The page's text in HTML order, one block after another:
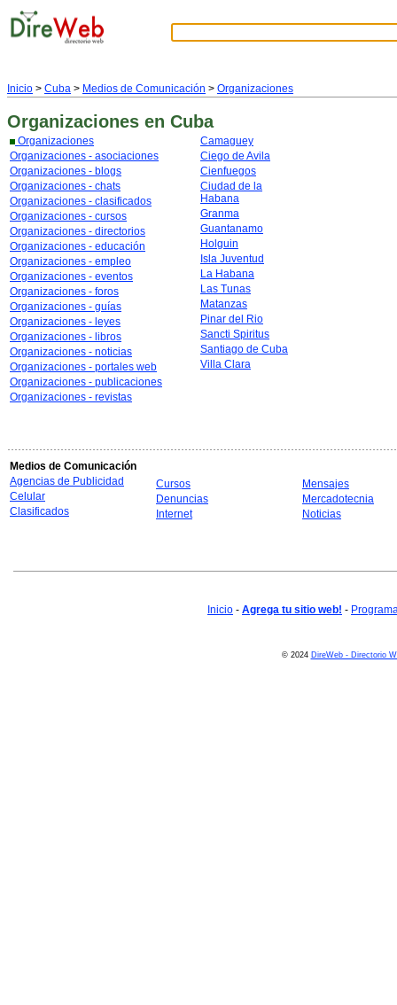
Inicio > Cuba > Medios de Comunicación > Organizaciones
Organizaciones en Cuba
Organizaciones
Organizaciones - asociaciones
Organizaciones - blogs
Organizaciones - chats
Organizaciones - clasificados
Organizaciones - cursos
Organizaciones - directorios
Organizaciones - educación
Organizaciones - empleo
Organizaciones - eventos
Organizaciones - foros
Organizaciones - guías
Organizaciones - leyes
Organizaciones - libros
Organizaciones - noticias
Organizaciones - portales web
Organizaciones - publicaciones
Organizaciones - revistas
Camaguey
Ciego de Avila
Cienfuegos
Ciudad de la
Habana
Granma
Guantanamo
Holguin
Isla Juventud
La Habana
Las Tunas
Matanzas
Pinar del Rio
Sancti Spiritus
Santiago de Cuba
Villa Clara
Medios de Comunicación
Agencias de Publicidad
Celular
Clasificados
Cursos
Denuncias
Internet
Mensajes
Mercadotecnia
Noticias
Inicio - Agrega tu sitio web! -
© 2024 DireWeb - Directorio